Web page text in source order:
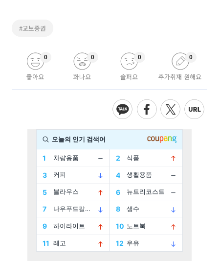
#교보증권
좋아요
0
화나요
0
슬퍼요
0
추가취재 원해요
0